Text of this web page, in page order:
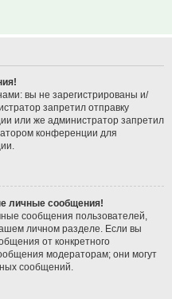
вы не зарегистрированы и/
запретил отправку
или же администратор запретил
конференции для
личные сообщения!
сообщения пользователей,
личном разделе. Если вы
от конкретного
модераторам; они могут
сообщений.